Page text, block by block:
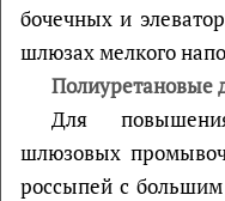
бочечных и
шлюзах мелкого
Полиуретановые
Для
шлюзовых
россыпей с